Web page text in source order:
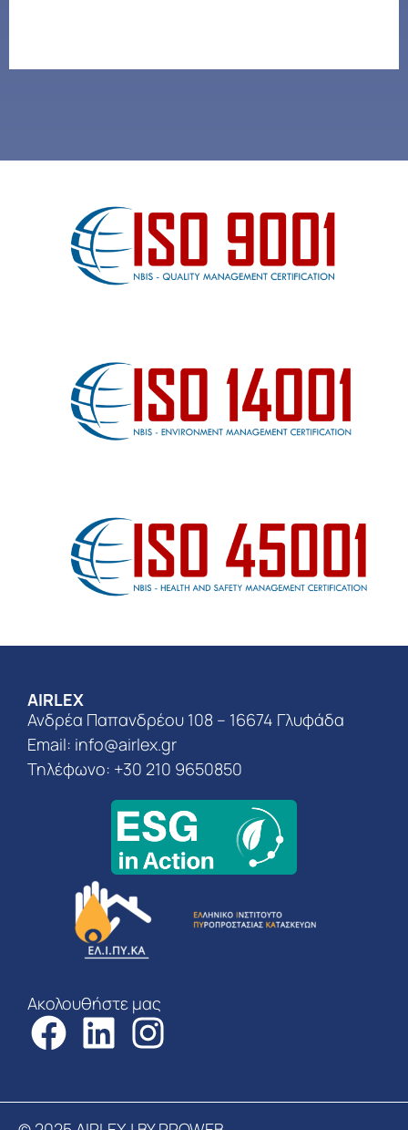
AIRLEX
Ανδρέα Παπανδρέου 108 – 16674 Γλυφάδα
Email: info@airlex.gr
Τηλέφωνο: +30 210 9650850
Ακολουθήστε μας